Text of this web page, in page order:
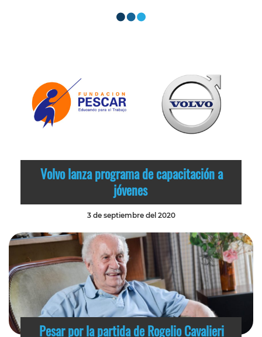
Volvo lanza programa de capacitación a
jóvenes
3 de septiembre del 2020
Pesar por la partida de Rogelio Cavalieri